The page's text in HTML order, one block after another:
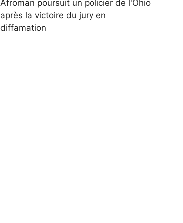
Afroman poursuit un policier de l'Ohio
après la victoire du jury en
diffamation